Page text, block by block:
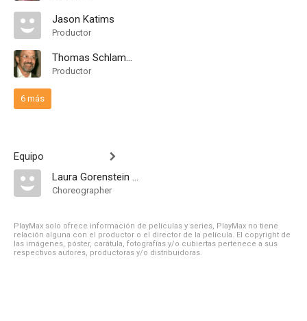
Jason Katims
Productor
Thomas Schlamme
Productor
6 más
Equipo
Laura Gorenstein Miller
Choreographer
PlayMax solo ofrece información de películas y series, PlayMax no tiene
relación alguna con el productor o el director de la película. El copyright de
las imágenes, póster, carátula, fotografías y/o cubiertas pertenece a sus
respectivos autores, productoras y/o distribuidoras.